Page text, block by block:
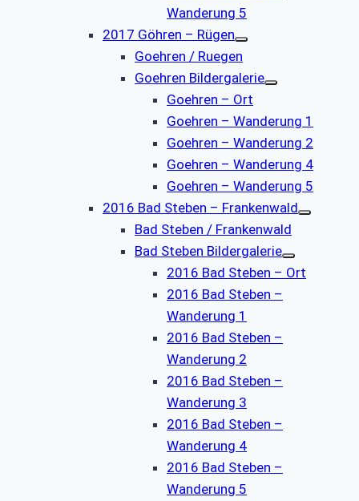
Wanderung 5
2017 Göhren – Rügen
Goehren / Ruegen
Goehren Bildergalerie
Goehren – Ort
Goehren – Wanderung 1
Goehren – Wanderung 2
Goehren – Wanderung 4
Goehren – Wanderung 5
2016 Bad Steben – Frankenwald
Bad Steben / Frankenwald
Bad Steben Bildergalerie
2016 Bad Steben – Ort
2016 Bad Steben –
Wanderung 1
2016 Bad Steben –
Wanderung 2
2016 Bad Steben –
Wanderung 3
2016 Bad Steben –
Wanderung 4
2016 Bad Steben –
Wanderung 5